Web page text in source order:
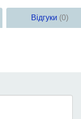
Відгуки (0)